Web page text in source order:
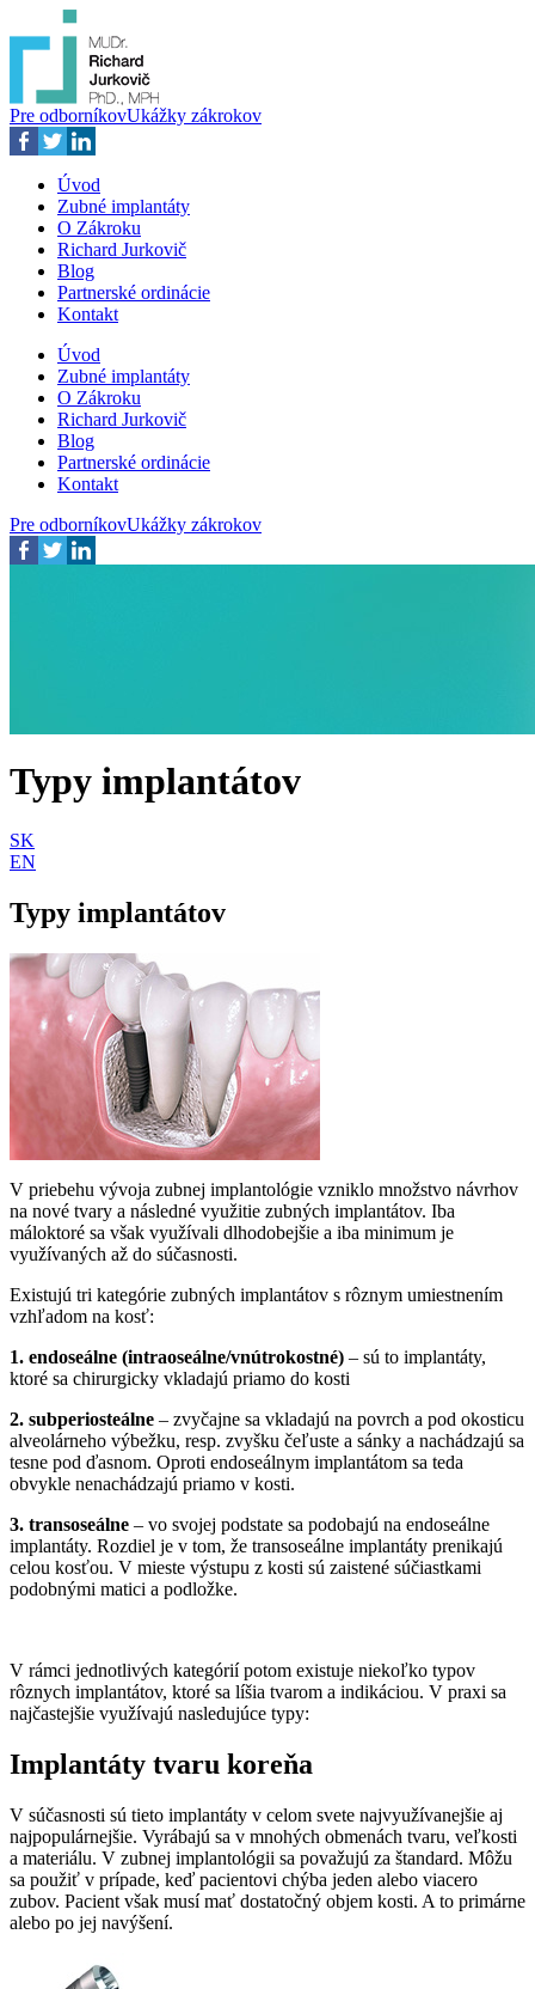
Pre odborníkovUkážky zákrokov
Úvod
Zubné implantáty
O Zákroku
Richard Jurkovič
Blog
Partnerské ordinácie
Kontakt
Úvod
Zubné implantáty
O Zákroku
Richard Jurkovič
Blog
Partnerské ordinácie
Kontakt
Pre odborníkovUkážky zákrokov
Typy implantátov
SK
EN
Typy implantátov
V priebehu vývoja zubnej implantológie vzniklo množstvo návrhov
na nové tvary a následné využitie zubných implantátov. Iba
máloktoré sa však využívali dlhodobejšie a iba minimum je
využívaných až do súčasnosti.
Existujú tri kategórie zubných implantátov s rôznym umiestnením
vzhľadom na kosť:
1. endoseálne (intraoseálne/vnútrokostné) – sú to implantáty,
ktoré sa chirurgicky vkladajú priamo do kosti
2. subperiosteálne – zvyčajne sa vkladajú na povrch a pod okosticu
alveolárneho výbežku, resp. zvyšku čeľuste a sánky a nachádzajú sa
tesne pod ďasnom. Oproti endoseálnym implantátom sa teda
obvykle nenachádzajú priamo v kosti.
3. transoseálne – vo svojej podstate sa podobajú na endoseálne
implantáty. Rozdiel je v tom, že transoseálne implantáty prenikajú
celou kosťou. V mieste výstupu z kosti sú zaistené súčiastkami
podobnými matici a podložke.
V rámci jednotlivých kategórií potom existuje niekoľko typov
rôznych implantátov, ktoré sa líšia tvarom a indikáciou. V praxi sa
najčastejšie využívajú nasledujúce typy:
Implantáty tvaru koreňa
V súčasnosti sú tieto implantáty v celom svete najvyužívanejšie aj
najpopulárnejšie. Vyrábajú sa v mnohých obmenách tvaru, veľkosti
a materiálu. V zubnej implantológii sa považujú za štandard. Môžu
sa použiť v prípade, keď pacientovi chýba jeden alebo viacero
zubov. Pacient však musí mať dostatočný objem kosti. A to primárne
alebo po jej navýšení.